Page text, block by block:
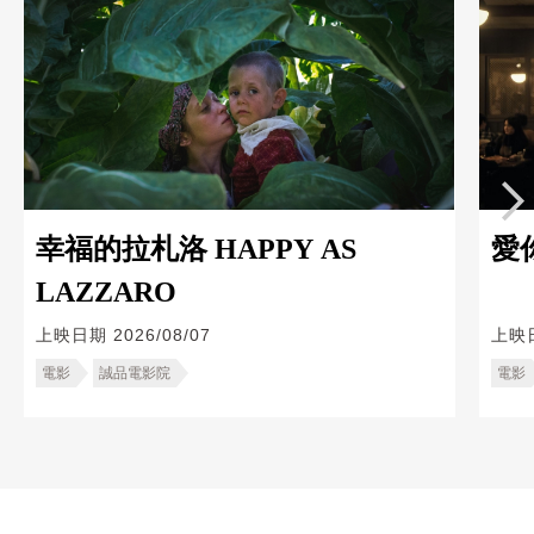
幸福的拉札洛 HAPPY AS
LAZZARO
上映日期 2026/08/07
電影 誠品電影院
愛
上映
電影